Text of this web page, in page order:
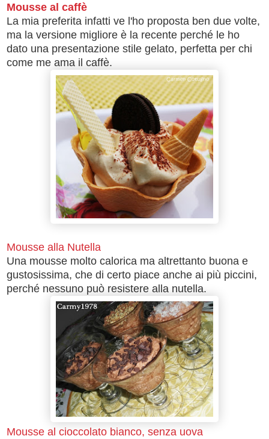
Mousse al caffè
La mia preferita infatti ve l'ho proposta ben due volte,
ma la versione migliore è la recente perché le ho
dato una presentazione stile gelato, perfetta per chi
come me ama il caffè.
Mousse alla Nutella
Una mousse molto calorica ma altrettanto buona e
gustosissima, che di certo piace anche ai più piccini,
perché nessuno può resistere alla nutella.
Mousse al cioccolato bianco, senza uova